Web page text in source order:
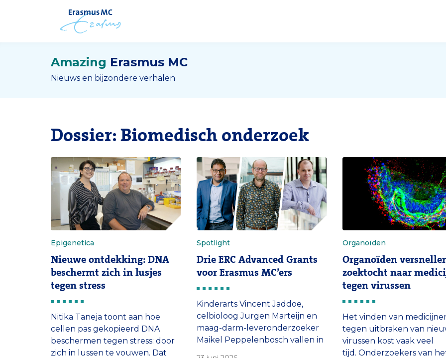
Amazing Erasmus MC
Nieuws en bijzondere verhalen
Dossier: Biomedisch onderzoek
Epigenetica
Nieuwe ontdekking: DNA
beschermt zich in lusjes
tegen stress
Nitika Taneja toont aan hoe
cellen pas gekopieerd DNA
beschermen tegen stress: door
zich in lussen te vouwen. Dat
Spotlight
Drie ERC Advanced Grants
voor Erasmus MC’ers
Kinderarts Vincent Jaddoe,
celbioloog Jurgen Marteijn en
maag-darm-leveronderzoeker
Maikel Peppelenbosch vallen in
Organoïden
Organoïden
zoektocht naar
tegen virussen
Het vinden van
tegen uitbraken van
virussen kost vaak veel
tijd. Onderzoekers van